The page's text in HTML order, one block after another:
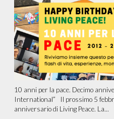
10 anni per la pace. Decimo
International” Il prossimo 5
anniversario di Living Peace. La...